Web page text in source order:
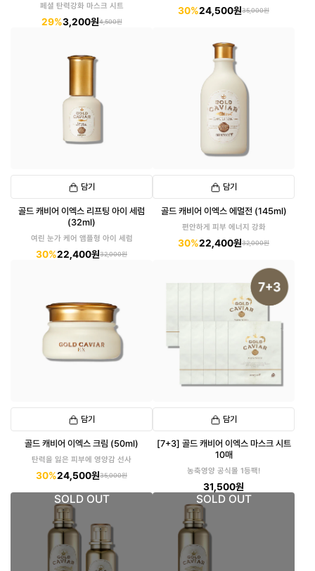
페셜 탄력강화 마스크 시트
29%3,200원4,500원
30%24,500원35,000원
담기
골드 캐비어 이엑스 리프팅 아이 세럼
(32ml)
여린 눈가 케어 앰플형 아이 세럼
30%22,400원32,000원
담기
골드 캐비어 이엑스 에멀전 (145ml)
편안하게 피부 에너지 강화
30%22,400원32,000원
담기
골드 캐비어 이엑스 크림 (50ml)
탄력을 잃은 피부에 영양감 선사
30%24,500원35,000원
담기
[7+3] 골드 캐비어 이엑스 마스크 시트
10매
농축영양 공식몰 1등팩!
31,500원
SOLD OUT SOLD OUT